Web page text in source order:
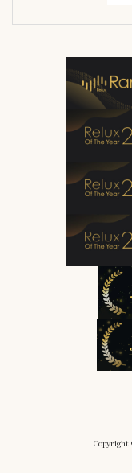
Copyright